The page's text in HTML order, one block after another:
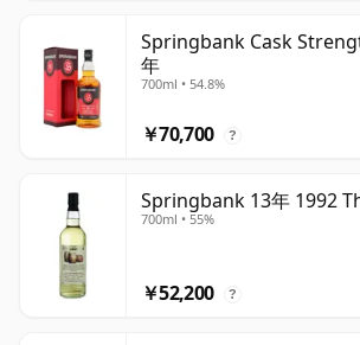
Springbank Cask
年
700ml • 54.8%
￥70,700 ?
Springbank 13年 1992
700ml • 55%
￥52,200 ?